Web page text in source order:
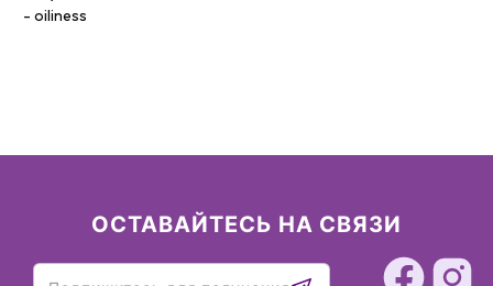
oiliness
ОСТАВАЙТЕСЬ НА СВЯЗИ